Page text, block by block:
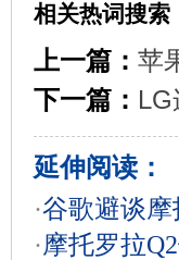
相关热词搜索
上一篇： 苹
下一篇：
延伸阅读：
·谷歌避谈
·摩托罗拉